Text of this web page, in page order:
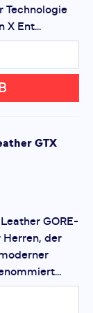
um
dieser
TEX ist die
Schutz in
– es gelten
Technologie
X Ent...
GTX
GORE-
Herren, der